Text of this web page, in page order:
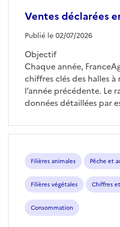
Ventes déclarées
Publié le 02/07/2026
Objectif
Chaque année,
chiffres clés des halles
l’année précédente. Le
données détaillées par
Filières animales Pêche et
Filières végétales Chiffres
Consommation